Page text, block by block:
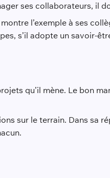
ses collaborateurs, il
l’exemple à ses
s’il adopte un savoir-
qu’il mène. Le bon
sur le terrain. Dans sa